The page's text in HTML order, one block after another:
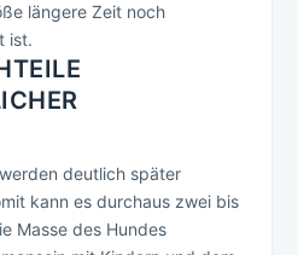
längere Zeit noch
ist.
deutlich später
kann es durchaus zwei bis
Masse des Hundes